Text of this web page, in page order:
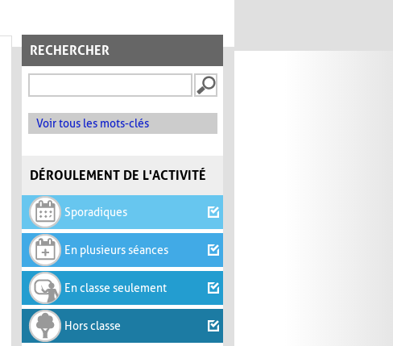
RECHERCHER
Voir tous les mots-clés
DÉROULEMENT DE L'ACTIVITÉ
Sporadiques
En plusieurs séances
En classe seulement
Hors classe